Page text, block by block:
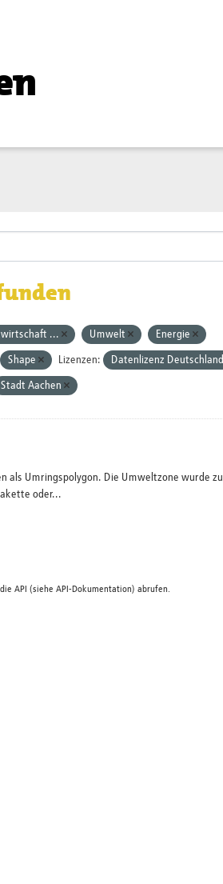
... Umwelt Energie
Shape Lizenzen: Datenlizenz
Stadt Aachen
als Umringspolygon. Die Umweltzone wurde
oder...
API (siehe API-Dokumentation) abrufen.